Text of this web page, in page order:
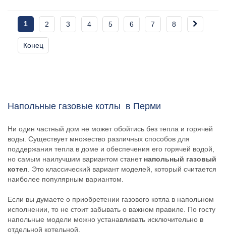
1 2 3 4 5 6 7 8
Конец
Напольные газовые котлы в Перми
Ни один частный дом не может обойтись без тепла и горячей
воды. Существует множество различных способов для
поддержания тепла в доме и обеспечения его горячей водой,
но самым наилучшим вариантом станет напольный газовый
котел . Это классический вариант моделей, который считается
наиболее популярным вариантом.
Если вы думаете о приобретении газового котла в напольном
исполнении, то не стоит забывать о важном правиле. По госту
напольные модели можно устанавливать исключительно в
отдельной котельной.